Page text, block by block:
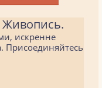
Живопись.
искренне
Присоединяйтесь